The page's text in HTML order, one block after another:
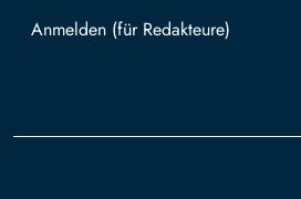
Mit TUBAF Login anmelden